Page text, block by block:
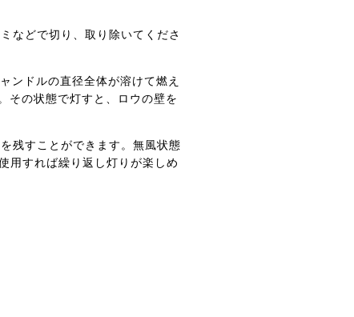
などで切り、取り除いてくださ
ンドルの直径全体が溶けて燃え
その状態で灯すと、ロウの壁を
残すことができます。無風状態
用すれば繰り返し灯りが楽しめ